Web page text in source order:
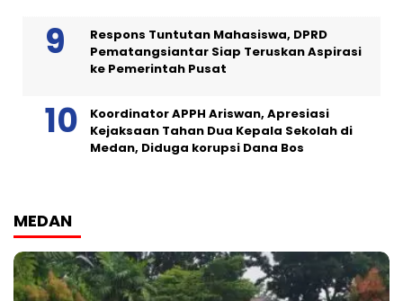
Respons Tuntutan Mahasiswa, DPRD
Pematangsiantar Siap Teruskan Aspirasi
ke Pemerintah Pusat
Koordinator APPH Ariswan, Apresiasi
Kejaksaan Tahan Dua Kepala Sekolah di
Medan, Diduga korupsi Dana Bos
MEDAN